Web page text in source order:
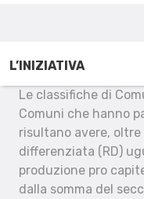
L’INIZIATIVA
Le classifiche di
Comuni che hanno
risultano avere,
differenziata (RD)
produzione pro
dalla somma del